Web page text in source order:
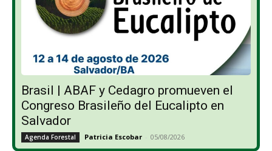
Brasil | ABAF y Cedagro promueven el
Congreso Brasileño del Eucalipto en
Salvador
Agenda Forestal Patricia Escobar - 05/08/2026